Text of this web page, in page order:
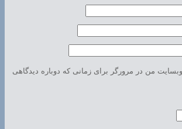
وبسایت من در مرورگر برای زمانی که دوباره دیدگاهی